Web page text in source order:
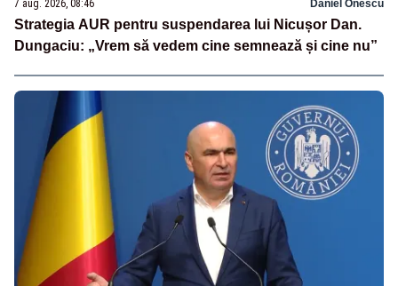
7 aug. 2026, 08:46 Daniel Onescu
Strategia AUR pentru suspendarea lui Nicușor Dan.
Dungaciu: „Vrem să vedem cine semnează și cine nu”